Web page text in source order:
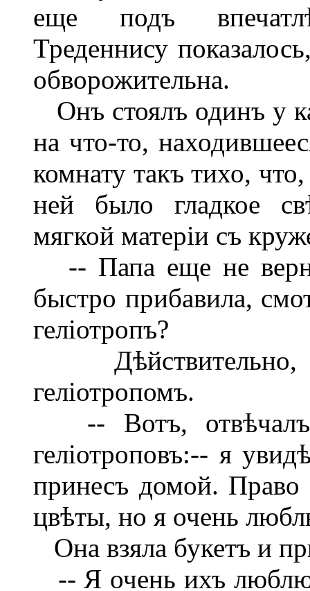
еще подъ
Треденнису
обворожительна.
Онъ стоялъ одинъ у
на что-то,
комнату такъ тихо,
ней было гладкое
мягкой матеріи съ
-- Папа еще не
быстро прибавила,
геліотропъ?
Дѣйствительно,
геліотропомъ.
-- Вотъ, отвѣчалъ
геліотроповъ:-- я
принесъ домой.
цвѣты, но я очень
Она взяла букетъ и
-- Я очень ихъ